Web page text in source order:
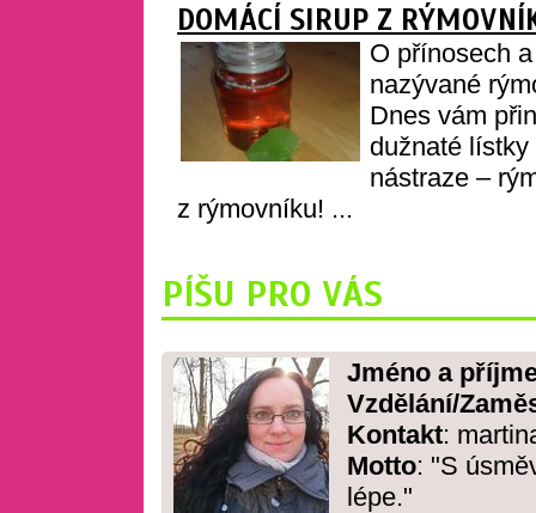
DOMÁCÍ SIRUP Z
O přínosech
nazývané
Dnes vám
dužnaté
nástraze –
z rýmovníku! ...
PÍŠU PRO VÁS
Jméno a
Vzdělání/
Kontakt:
Motto: "S
lépe."